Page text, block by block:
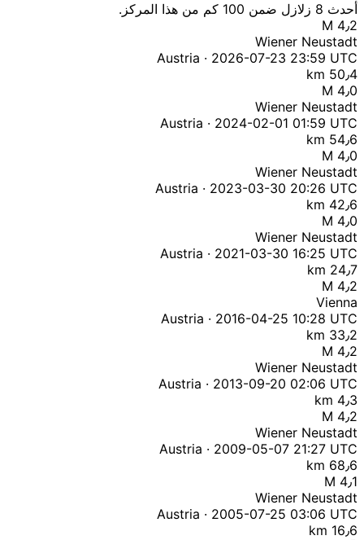
أحدث 8 زلازل ضمن 100 كم من هذا المركز.
M 4٫2
Wiener Neustadt
Austria · 2026-07-23 23:59 UTC
50٫4 km
M 4٫0
Wiener Neustadt
Austria · 2024-02-01 01:59 UTC
54٫6 km
M 4٫0
Wiener Neustadt
Austria · 2023-03-30 20:26 UTC
42٫6 km
M 4٫0
Wiener Neustadt
Austria · 2021-03-30 16:25 UTC
24٫7 km
M 4٫2
Vienna
Austria · 2016-04-25 10:28 UTC
33٫2 km
M 4٫2
Wiener Neustadt
Austria · 2013-09-20 02:06 UTC
4٫3 km
M 4٫2
Wiener Neustadt
Austria · 2009-05-07 21:27 UTC
68٫6 km
M 4٫1
Wiener Neustadt
Austria · 2005-07-25 03:06 UTC
16٫6 km